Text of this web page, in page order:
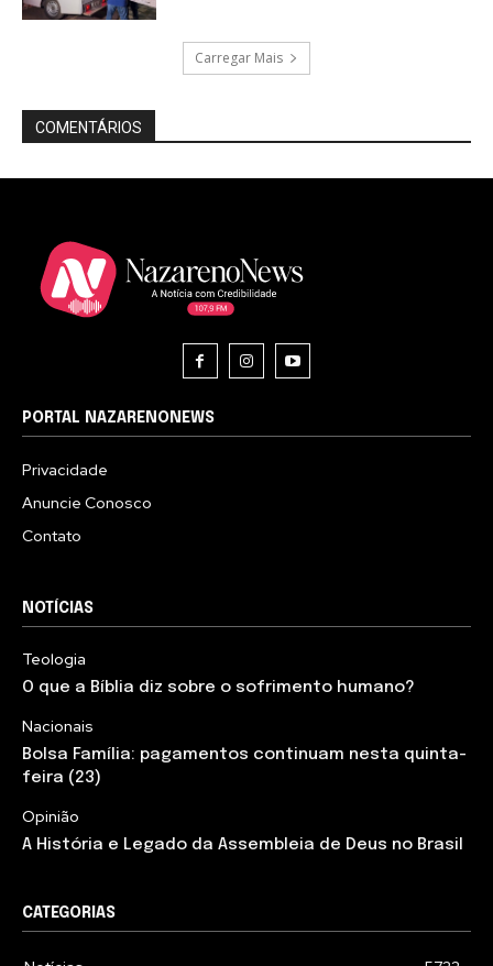
Carregar Mais
COMENTÁRIOS
PORTAL NAZARENONEWS
Privacidade
Anuncie Conosco
Contato
NOTÍCIAS
Teologia
O que a Bíblia diz sobre o sofrimento humano?
Nacionais
Bolsa Família: pagamentos continuam nesta quinta-
feira (23)
Opinião
A História e Legado da Assembleia de Deus no Brasil
CATEGORIAS